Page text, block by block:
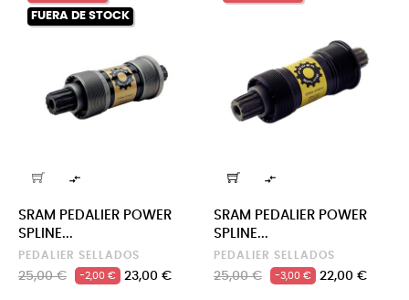
FUERA DE STOCK

SRAM PEDALIER POWER
SPLINE...
PEDALIER SELLADOS
Precio
25,00 € -2,00 € Precio
23,00 €

SRAM PEDALIER POWER
SPLINE...
PEDALIER SELLADOS
Precio
25,00 € -3,00 € Precio
22,00 €